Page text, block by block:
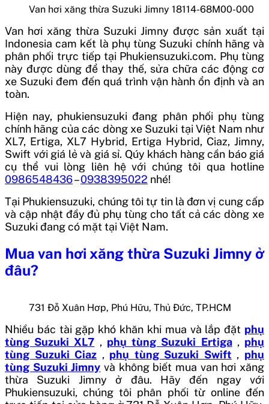
Van hơi xăng thừa Suzuki Jimny 18114-68M00-000
Van hơi xăng thừa Suzuki Jimny được sản xuất tại
Indonesia cam kết là phụ tùng Suzuki chính hãng và
phân phối trực tiếp tại Phukiensuzuki.com. Phụ tùng
này được dùng để thay thế, sửa chữa các động cơ
xe Suzuki đem đến quá trình vận hành ổn định và an
toàn.
Hiện nay, phukiensuzuki đang phân phối phụ tùng
chính hãng của các dòng xe Suzuki tại Việt Nam như
XL7, Ertiga, XL7 Hybrid, Ertiga Hybrid, Ciaz, Jimny,
Swift với giá lẻ và giá sỉ. Qúy khách hàng cần báo giá
cụ thể vui lòng liên hệ với chúng tôi qua hotline
0986548436–0938395022 nhé!
Tại Phukiensuzuki, chúng tôi tự tin là đơn vị cung cấp
và cập nhật đầy đủ phụ tùng cho tất cả các dòng xe
Suzuki đang có mặt tại Việt Nam.
Muavan hơi xăng thừa Suzuki Jimny ở
đâu?
731 Đỗ Xuân Hơp, Phú Hữu, Thủ Đức, TP.HCM
Nhiều bác tài gặp khó khăn khi mua và lắp đặt phụ
tùng Suzuki XL7 , phụ tùng Suzuki Ertiga, phụ
tùng Suzuki Ciaz , phụ tùng Suzuki Swift , phụ
tùng Suzuki Jimny và không biết mua van hơi xăng
thừa Suzuki Jimny ở đâu. Hãy đến ngay với
Phukiensuzuki, chúng tôi phân phối từ online đến